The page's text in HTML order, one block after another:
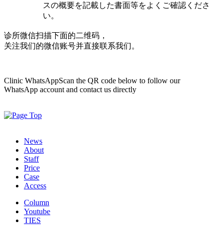
スの概要を記載した書面等をよくご確認くださ
い。
诊所微信扫描下面的二维码，
关注我们的微信账号并直接联系我们。
Clinic WhatsAppScan the QR code below to follow our
WhatsApp account and contact us directly
News
About
Staff
Price
Case
Access
Column
Youtube
TIES